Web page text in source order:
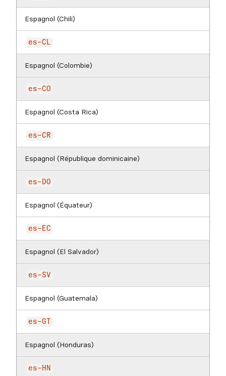
Espagnol (Chili)
es-CL
Espagnol (Colombie)
es-CO
Espagnol (Costa Rica)
es-CR
Espagnol (République dominicaine)
es-DO
Espagnol (Équateur)
es-EC
Espagnol (El Salvador)
es-SV
Espagnol (Guatemala)
es-GT
Espagnol (Honduras)
es-HN